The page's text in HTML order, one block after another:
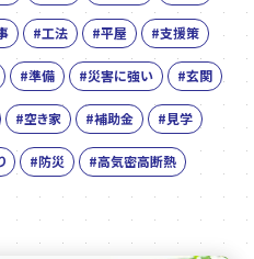
#工法 #平屋 #支援策
#準備 #災害に強い #玄関
#空き家 #補助金 #見学
#防災 #高気密高断熱